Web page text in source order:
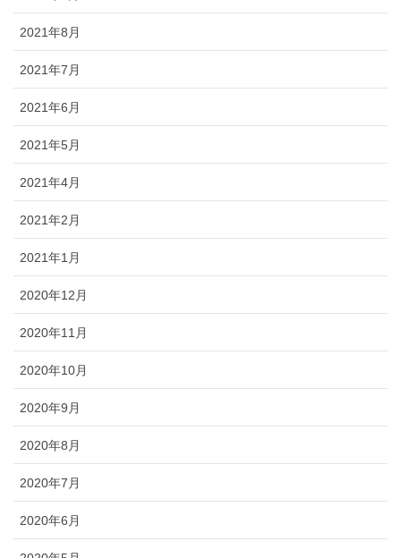
2021年8月
2021年7月
2021年6月
2021年5月
2021年4月
2021年2月
2021年1月
2020年12月
2020年11月
2020年10月
2020年9月
2020年8月
2020年7月
2020年6月